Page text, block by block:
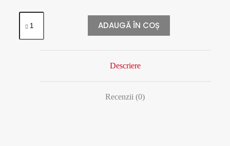
ADAUGĂ ÎN COȘ
Descriere
Recenzii (0)